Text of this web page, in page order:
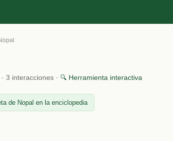
· 3 interacciones · 🔍 Herramienta interactiva
de Nopal en la enciclopedia